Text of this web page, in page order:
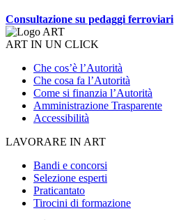
Consultazione su pedaggi ferroviari
ART IN UN CLICK
Che cos’è l’Autorità
Che cosa fa l’Autorità
Come si finanzia l’Autorità
Amministrazione Trasparente
Accessibilità
LAVORARE IN ART
Bandi e concorsi
Selezione esperti
Praticantato
Tirocini di formazione